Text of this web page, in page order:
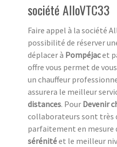
société AlloVTC33
Faire appel à la société
possibilité de réserver
déplacer à Pompéjacet
offre vous permet de
un chauffeur
assurera le meilleur
distances. Pour Devenir
collaborateurs sont très
parfaitement en mesure
sérénitéet le meilleur